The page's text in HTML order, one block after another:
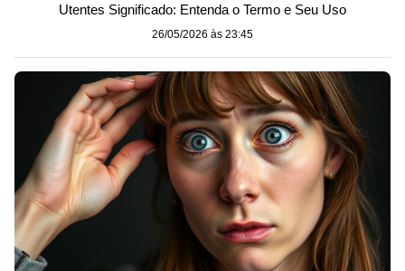
Utentes Significado: Entenda o Termo e Seu Uso
26/05/2026 às 23:45